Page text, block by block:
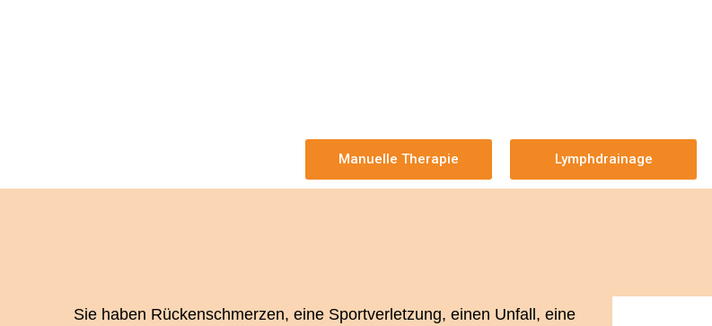
Manuelle Therapie Lymphdrainage
Sie haben Rückenschmerzen, eine Sportverletzung, einen Unfall, eine